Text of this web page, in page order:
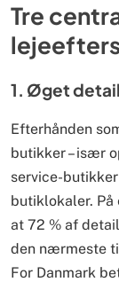
Tre
1. Øget
Efterhånden
butikker – især
service-
butiklokaler.
at 72 % af
den nærmeste
For Danmark